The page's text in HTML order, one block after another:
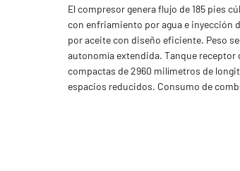
El compresor genera flujo de 185 pies
con enfriamiento por agua e inyección
por aceite con diseño eficiente. Peso
autonomía extendida. Tanque receptor
compactas de 2960 milímetros de
espacios reducidos. Consumo de